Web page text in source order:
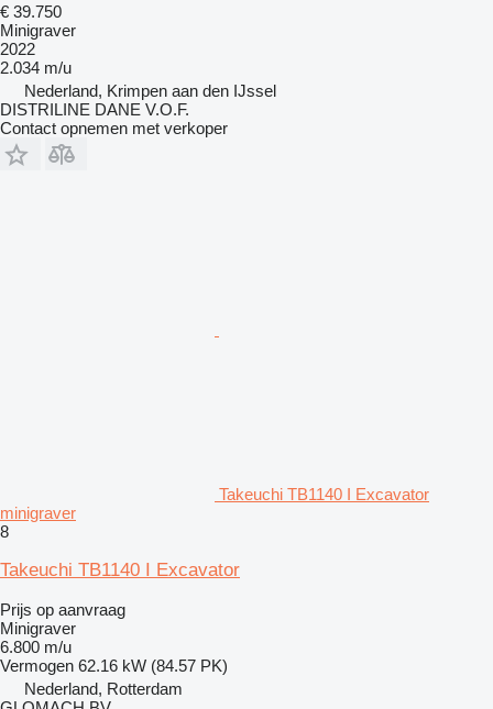
€ 39.750
Minigraver
2022
2.034 m/u
Nederland, Krimpen aan den IJssel
DISTRILINE DANE V.O.F.
Contact opnemen met verkoper
Takeuchi TB1140 I Excavator
minigraver
8
Takeuchi TB1140 I Excavator
Prijs op aanvraag
Minigraver
6.800 m/u
Vermogen 62.16 kW (84.57 PK)
Nederland, Rotterdam